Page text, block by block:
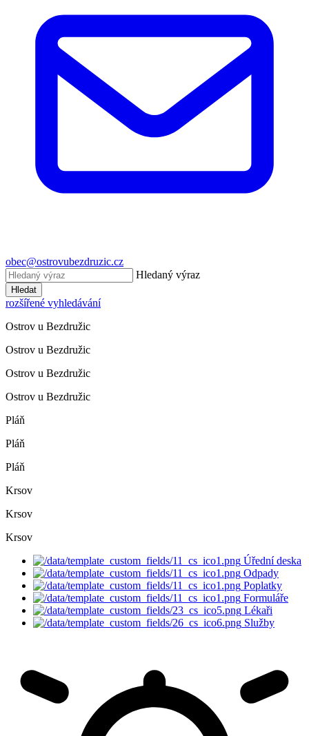
obec@ostrovubezdruzic.cz
Hledaný výraz
Hledat
rozšířené vyhledávání
Ostrov u Bezdružic
Ostrov u Bezdružic
Ostrov u Bezdružic
Ostrov u Bezdružic
Pláň
Pláň
Pláň
Krsov
Krsov
Krsov
Úřední deska
Odpady
Poplatky
Formuláře
Lékaři
Služby